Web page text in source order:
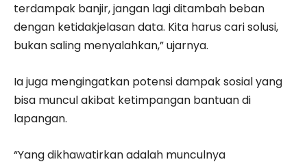
terdampak banjir, jangan lagi ditambah beban
dengan ketidakjelasan data. Kita harus cari solusi,
bukan saling menyalahkan,” ujarnya.
Ia juga mengingatkan potensi dampak sosial yang
bisa muncul akibat ketimpangan bantuan di
lapangan.
“Yang dikhawatirkan adalah munculnya